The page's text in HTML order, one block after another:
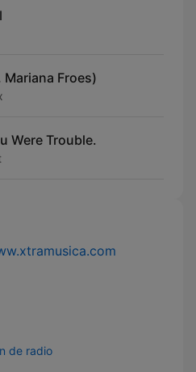
Mariana Froes)
Were Trouble.
de radio